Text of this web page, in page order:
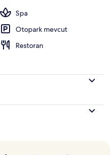
Spa
Otopark mevcut
Restoran